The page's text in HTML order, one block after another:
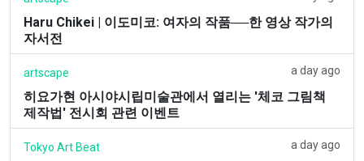
Haru Chikei | 이도미코: 여자의 작품──한 영상 작가의
자서전
artscape a day ago
히요가현 아시야시립미술관에서 열리는 '체코 그림책
제작법' 전시회 관련 이벤트
Tokyo Art Beat a day ago